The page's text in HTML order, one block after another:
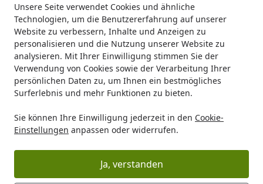
Unsere Seite verwendet Cookies und ähnliche
Technologien, um die Benutzererfahrung auf unserer
Website zu verbessern, Inhalte und Anzeigen zu
personalisieren und die Nutzung unserer Website zu
analysieren. Mit Ihrer Einwilligung stimmen Sie der
Verwendung von Cookies sowie der Verarbeitung Ihrer
persönlichen Daten zu, um Ihnen ein bestmögliches
Surferlebnis und mehr Funktionen zu bieten.
Sie können Ihre Einwilligung jederzeit in den Cookie-
Einstellungen anpassen oder widerrufen.
Ja, verstanden
Karibu Pools inkl. gratis Sandfilteranlage & Pool-
Starterset (Gesamtwert bis 468,99€)
Startseite
Farbe Farbe für Außenbereich Farbe für Spielgeräte
Farbe für Spielgeräte und
Sandkästen
Ihre Artikelübersicht
Kategorien